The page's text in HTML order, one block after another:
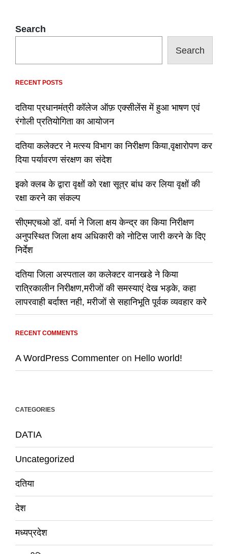
Search
Search
RECENT POSTS
दतिया प्रधानमंत्री कॉलेज ऑफ़ एक्सीलेंस में हुआ भाषण एवं
रंगोली प्रतियोगिता का आयोजन
दतिया कलेक्टर ने मत्स्य विभाग का निरीक्षण किया,वृक्षारोपण कर
दिया पर्यावरण संरक्षण का संदेश
इको क्लब के द्वारा वृक्षों को रक्षा सूत्र बांध कर लिया वृक्षों की
रक्षा करने का संकल्प
सीएमएचओ डॉ. वर्मा ने जिला क्षय केन्द्र का किया निरीक्षण
अनुपस्थित जिला क्षय अधिकारी को नोटिस जारी करने के दिए
निर्देश
दतिया जिला अस्पताल का कलेक्टर वानखडे ने किया
रात्रिकालीन निरीक्षण,मरीजों की समस्याएं देख भड़के, कहा
लापरवाही बर्दाश्त नही, मरीजों से सहानिभूति पूर्वक व्यवहार करे
RECENT COMMENTS
A WordPress Commenter on Hello world!
CATEGORIES
DATIA
Uncategorized
दतिया
देश
मध्यप्रदेश